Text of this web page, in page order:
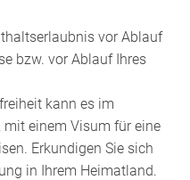
vor Ablauf
bzw. vor Ablauf Ihres
kann es im
einem Visum für eine
Erkundigen Sie sich
in Ihrem Heimatland.